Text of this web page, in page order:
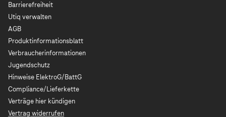
Barrierefreiheit
Utiq verwalten
AGB
Produktinformationsblatt
Verbraucherinformationen
Jugendschutz
Hinweise ElektroG/BattG
Compliance/Lieferkette
Verträge hier kündigen
Vertrag widerrufen